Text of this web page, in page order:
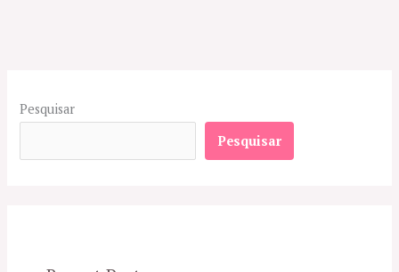
Pesquisar
Pesquisar